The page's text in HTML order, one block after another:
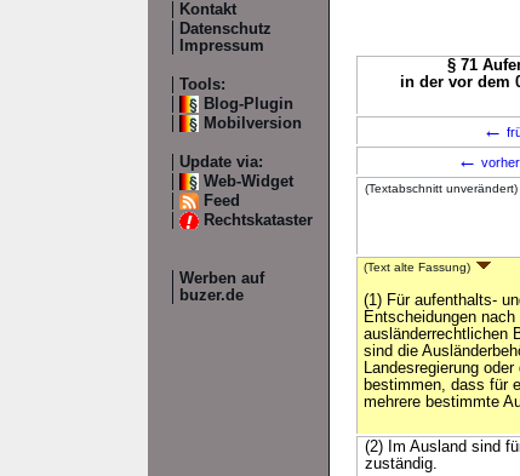
Kontakt
Datenschutz
Impressum
Tools:
Blog-Plugin
Mobilversion
Update via:
Web-Widget
Feed
Rechtskataster
Werben auf
buzer.de
§ 71
in der vor dem
←
←
(Textabschnitt unverändert)
(Text alte Fassung)
(1) Für aufenthalts-
Entscheidungen
ausländerrechtlichen
sind die
Landesregierung
bestimmen, dass für
mehrere bestimmte
(2) Im Ausland sind
zuständig.